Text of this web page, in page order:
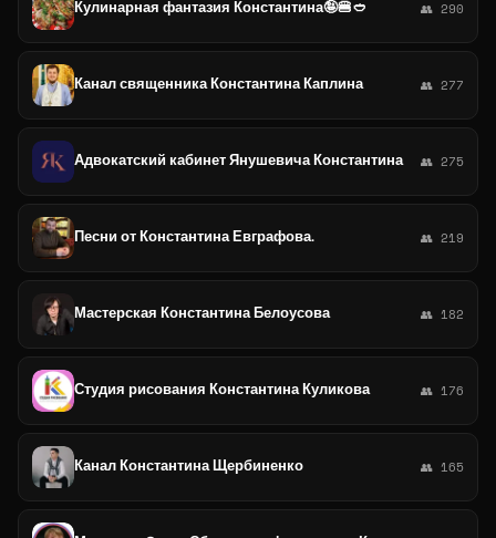
Кулинарная фантазия Константина🤪🍔🥙 👥 290
Канал священника Константина Каплина 👥 277
Адвокатский кабинет Янушевича Константина 👥 275
Песни от Константина Евграфова. 👥 219
Мастерская Константина Белоусова 👥 182
Студия рисования Константина Куликова 👥 176
Канал Константина Щербиненко 👥 165